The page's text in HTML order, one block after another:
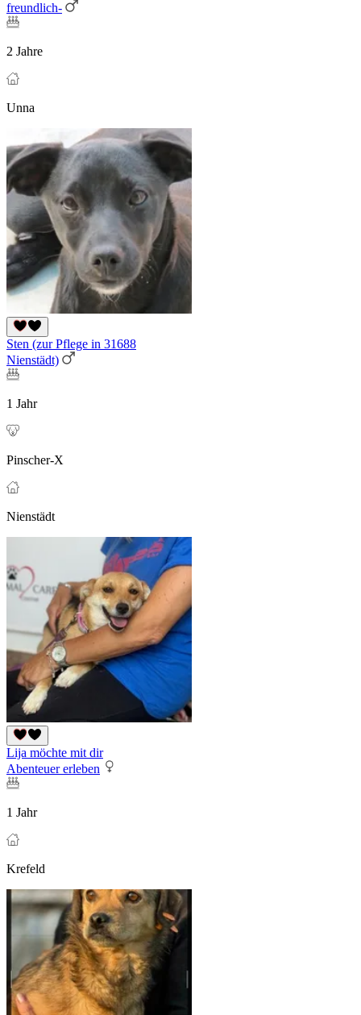
freundlich-
2 Jahre
Unna
Sten (zur Pflege in 31688
Nienstädt)
1 Jahr
Pinscher-X
Nienstädt
Lija möchte mit dir
Abenteuer erleben
1 Jahr
Krefeld